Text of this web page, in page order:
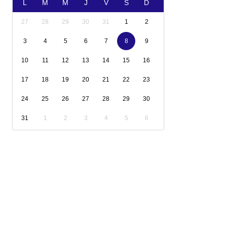
L M M J V S D
27 28 29 30 31 1 2
3 4 5 6 7 8 9
10 11 12 13 14 15 16
17 18 19 20 21 22 23
24 25 26 27 28 29 30
31 1 2 3 4 5 6